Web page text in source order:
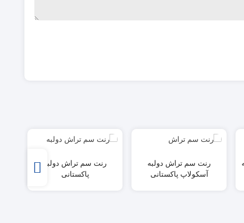
رنت سم تراش دولبه
آسکولاپ پاکستانی
رنت سم تراش دولبه
پاکستانی